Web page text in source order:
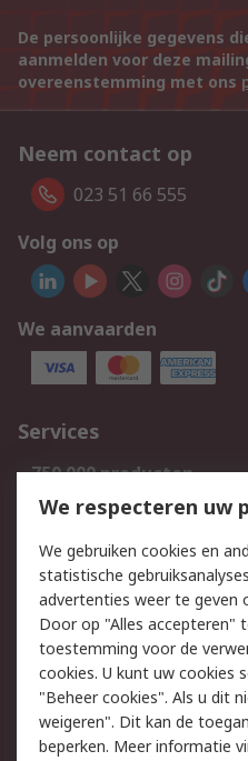
De persoonlijke gegevens
aanmelden voor deze
overeenstemming met ons
Neem contact op
023 51 66 555
Volg ons op
We aanvaarden
Services
750.000 producten
Bestellen
Track & Trace
Wettelijk
Cookiebeleid
Privacybeleid
Algemene
verkoopvoorwaarden
We respecteren uw
We gebruiken cookies en
statistische
advertenties weer te geven
Door op "Alles accepteren"
toestemming voor de
cookies. U kunt uw cookies
"Beheer cookies". Als u dit
weigeren". Dit kan de
beperken. Meer informatie